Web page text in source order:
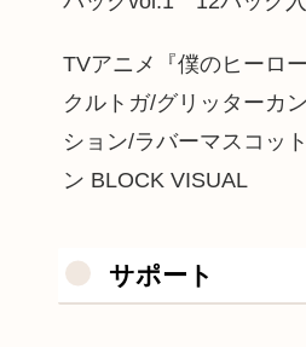
TVアニメ『僕のヒーロ
クルトガ/グリッターカ
ション/ラバーマスコッ
ン BLOCK VISUAL
サポート